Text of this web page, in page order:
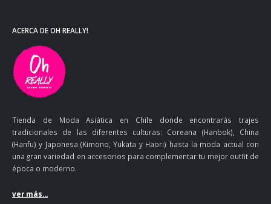
ACERCA DE OH REALLY!
Tienda de Moda Asiática en Chile donde encontrarás trajes
tradicionales de las diferentes culturas: Coreana (Hanbok), China
(Hanfu) y Japonesa (Kimono, Yukata y Haori) hasta la moda actual con
una gran variedad en accesorios para complementar tu mejor outfit de
época o moderno.
ver más...